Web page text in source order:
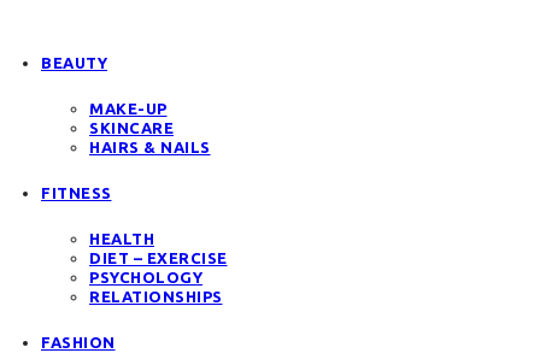
BEAUTY
MAKE-UP
SKINCARE
HAIRS & NAILS
FITNESS
HEALTH
DIET – EXERCISE
PSYCHOLOGY
RELATIONSHIPS
FASHION